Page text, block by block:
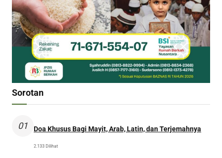
Sorotan
01 Doa Khusus Bagi Mayit, Arab, Latin, dan Terjemahnya
2.133 Dilihat